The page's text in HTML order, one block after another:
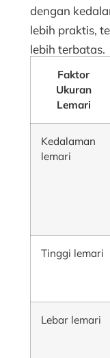
dengan
lebih praktis,
lebih terbatas.
Faktor
Ukuran
Lemari
Kedalaman
lemari
Tinggi lemari
Lebar lemari